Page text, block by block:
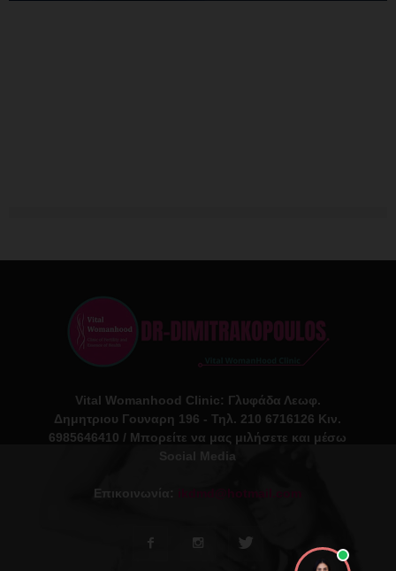
Vital Womanhood Clinic: Γλυφάδα Λεωφ.
Δημητριου Γουναρη 196 - Τηλ. 210 6716126 Κιν.
6985646410 / Μπορείτε να μας μιλήσετε και μέσω
Social Media
Επικοινωνία: ikdmd@hotmail.com